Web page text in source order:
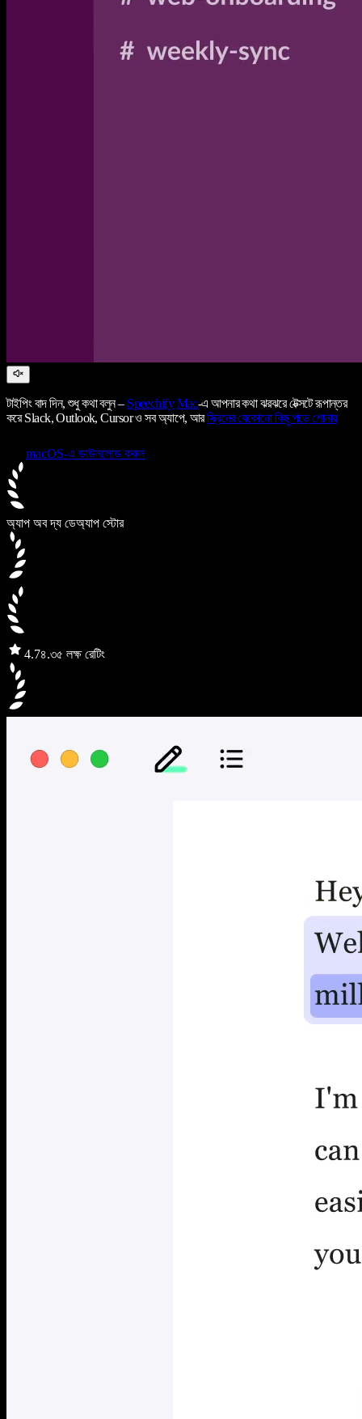
টাইপিং বাদ দিন, শুধু কথা বলুন – Speechify Mac-এ আপনার কথা ঝরঝরে টেক্সটে রূপান্তর
করে Slack, Outlook, Cursor ও সব অ্যাপে, আরস্ক্রিনের যেকোনো কিছু পড়ে শোনায়
macOS-এ ডাউনলোড করুন
অ্যাপ অব দ্য ডেঅ্যাপ স্টোর
4.7৪.৩৫ লক্ষ রেটিং